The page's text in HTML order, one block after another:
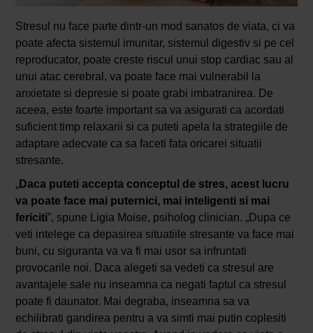
Stresul nu face parte dintr-un mod sanatos de viata, ci va
poate afecta sistemul imunitar, sistemul digestiv si pe cel
reproducator, poate creste riscul unui stop cardiac sau al
unui atac cerebral, va poate face mai vulnerabil la
anxietate si depresie si poate grabi imbatranirea. De
aceea, este foarte important sa va asigurati ca acordati
suficient timp relaxarii si ca puteti apela la strategiile de
adaptare adecvate ca sa faceti fata oricarei situatii
stresante.
„Daca puteti accepta conceptul de stres, acest lucru
va poate face mai puternici, mai inteligenti si mai
fericiti”, spune Ligia Moise, psiholog clinician. „Dupa ce
veti intelege ca depasirea situatiile stresante va face mai
buni, cu siguranta va va fi mai usor sa infruntati
provocarile noi. Daca alegeti sa vedeti ca stresul are
avantajele sale nu inseamna ca negati faptul ca stresul
poate fi daunator. Mai degraba, inseamna sa va
echilibrati gandirea pentru a va simti mai putin coplesiti